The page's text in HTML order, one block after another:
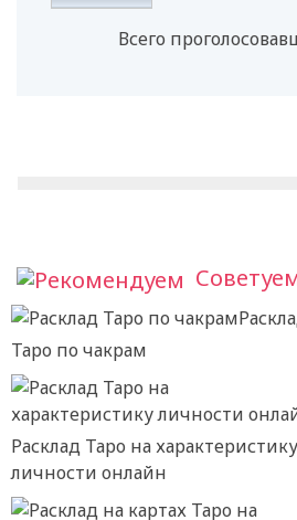
Всего
Таро по чакрам
Расклад Таро на характеристику
личности онлайн